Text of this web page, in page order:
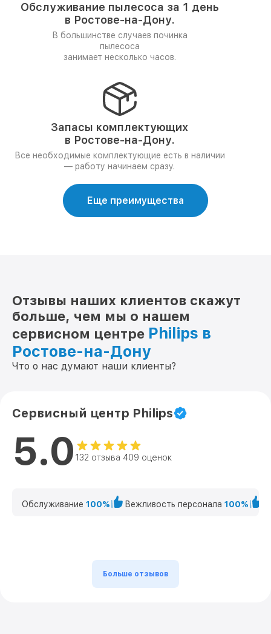
Обслуживание пылесоса за 1 день
в Ростове-на-Дону.
В большинстве случаев починка
пылесоса
занимает несколько часов.
Запасы комплектующих
в Ростове-на-Дону.
Все необходимые комплектующие есть в наличии
— работу начинаем сразу.
Еще преимущества
Отзывы наших клиентов скажут
больше, чем мы о нашем
сервисном центре Philips в
Ростове-на-Дону
Что о нас думают наши клиенты?
Сервисный центр Philips
5.0 132 отзыва 409 оценок
Обслуживание 100% Вежливость персонала 100%
Больше отзывов